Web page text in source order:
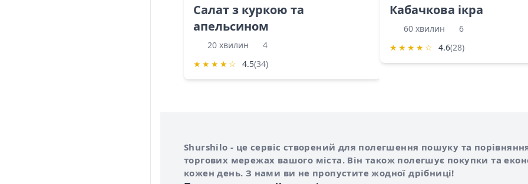
Салат з куркою та
апельсином
20 хвилин
4
★ ★ ★ ★ ☆ 4.5(34)
Кабачкова ікра
60 хвилин
6
★ ★ ★ ★ ☆ 4.6(28)
Про сервіс Shurshilo
Shurshilo - це сервіс створений для полегшення пошуку та
торгових мережах вашого міста. Він також полегшує покупки та
кожен день. З нами ви не пропустите жодної дрібниці!